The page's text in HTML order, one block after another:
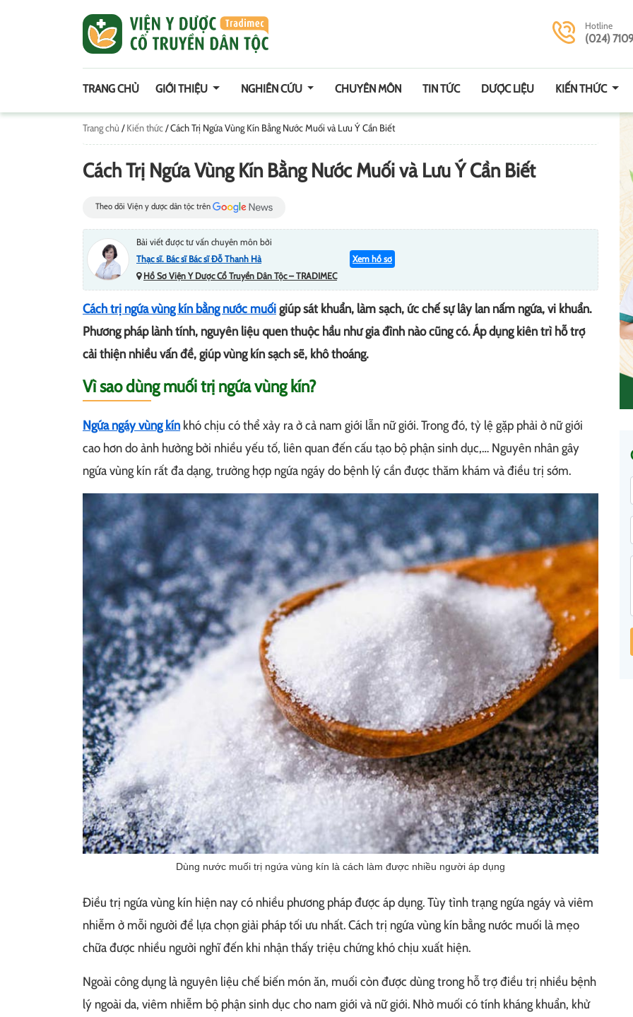
Hotline
(024)
TRANG CHỦ GIỚI THIỆU NGHIÊN CỨU CHUYÊN MÔN TIN TỨC DƯỢC LIỆU KIẾN THỨC
Trang chủ /Kiến thức/Cách Trị Ngứa Vùng Kín Bằng Nước Muối và Lưu Ý Cần Biết
Cách Trị Ngứa Vùng Kín Bằng Nước Muối và Lưu Ý Cần Biết
Theo dõi Viện y dược dân tộc trên
Bài viết được tư vấn chuyên môn bởi
Thạc sĩ. Bác sĩ Bác sĩ Đỗ Thanh Hà
Hồ Sơ Viện Y Dược Cổ Truyền Dân Tộc – TRADIMEC
Xem hồ sơ
Cách trị ngứa vùng kín bằng nước muốigiúp sát khuẩn, làm sạch, ức chế sự lây lan nấm ngứa, vi khuẩn.
Phương pháp lành tính, nguyên liệu quen thuộc hầu như gia đình nào cũng có. Áp dụng kiên trì hỗ trợ
cải thiện nhiều vấn đề, giúp vùng kín sạch sẽ, khô thoáng.
Vì sao dùng muối trị ngứa vùng kín?
Ngứa ngáy vùng kín khó chịu có thể xảy ra ở cả nam giới lẫn nữ giới. Trong đó, tỷ lệ gặp phải ở nữ giới
cao hơn do ảnh hưởng bởi nhiều yếu tố, liên quan đến cấu tạo bộ phận sinh dục,… Nguyên nhân gây
ngứa vùng kín rất đa dạng, trường hợp ngứa ngáy do bệnh lý cần được thăm khám và điều trị sớm.
Dùng nước muối trị ngứa vùng kín là cách làm được nhiều người áp dụng
Điều trị ngứa vùng kín hiện nay có nhiều phương pháp được áp dụng. Tùy tình trạng ngứa ngáy và viêm
nhiễm ở mỗi người để lựa chọn giải pháp tối ưu nhất. Cách trị ngứa vùng kín bằng nước muối là mẹo
chữa được nhiều người nghĩ đến khi nhận thấy triệu chứng khó chịu xuất hiện.
Ngoài công dụng là nguyên liệu chế biến món ăn, muối còn được dùng trong hỗ trợ điều trị nhiều bệnh
lý ngoài da, viêm nhiễm bộ phận sinh dục cho nam giới và nữ giới. Nhờ muối có tính kháng khuẩn, khử